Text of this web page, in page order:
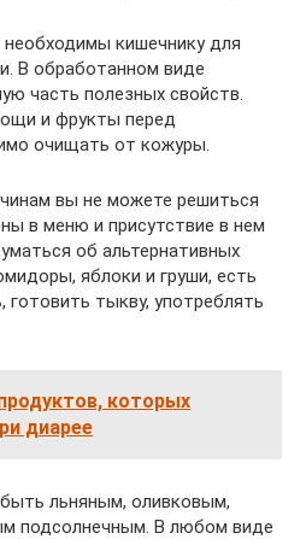
кишечнику для
В обработанном виде
часть полезных свойств.
и фрукты перед
очищать от кожуры.
вы не можете решиться
в меню и присутствие в нем
об альтернативных
яблоки и груши, есть
готовить тыкву, употреблять
которых
диарее
льняным, оливковым,
подсолнечным. В любом виде